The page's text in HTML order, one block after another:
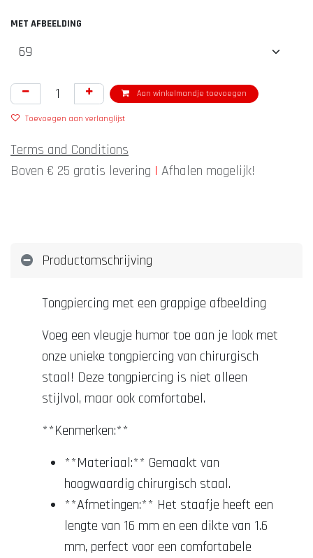
MET AFBEELDING
Aan winkelmandje toevoegen
Toevoegen aan verlanglijst
Terms and Conditions
Boven € 25 gratis levering | Afhalen mogelijk!
Productomschrijving
Tongpiercing met een grappige afbeelding
Voeg een vleugje humor toe aan je look met
onze unieke tongpiercing van chirurgisch
staal! Deze tongpiercing is niet alleen
stijlvol, maar ook comfortabel.
**Kenmerken:**
**Materiaal:** Gemaakt van
hoogwaardig chirurgisch staal.
**Afmetingen:** Het staafje heeft een
lengte van 16 mm en een dikte van 1.6
mm, perfect voor een comfortabele